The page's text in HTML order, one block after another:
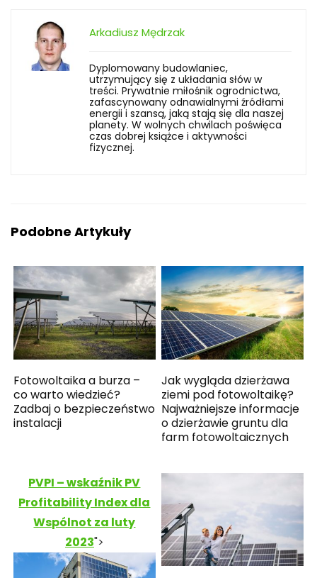
Arkadiusz Mędrzak
Dyplomowany budowlaniec,
utrzymujący się z układania słów w
treści. Prywatnie miłośnik ogrodnictwa,
zafascynowany odnawialnymi źródłami
energii i szansą, jaką stają się dla naszej
planety. W wolnych chwilach poświęca
czas dobrej książce i aktywności
fizycznej.
Podobne Artykuły
Fotowoltaika a burza –
co warto wiedzieć?
Zadbaj o bezpieczeństwo
instalacji
Jak wygląda dzierżawa
ziemi pod fotowoltaikę?
Najważniejsze informacje
o dzierżawie gruntu dla
farm fotowoltaicznych
PVPI – wskaźnik PV
Profitability Index dla
Wspólnot za luty
2023">